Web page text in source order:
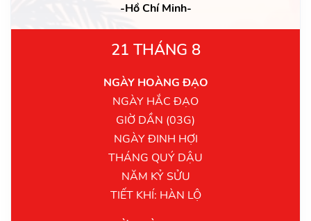
-Hồ Chí Minh-
21 THÁNG 8
NGÀY HOÀNG ĐẠO
NGÀY HẮC ĐẠO
GIỜ DẦN (03G)
NGÀY ĐINH HỢI
THÁNG QUÝ DẬU
NĂM KỶ SỬU
TIẾT KHÍ: HÀN LỘ